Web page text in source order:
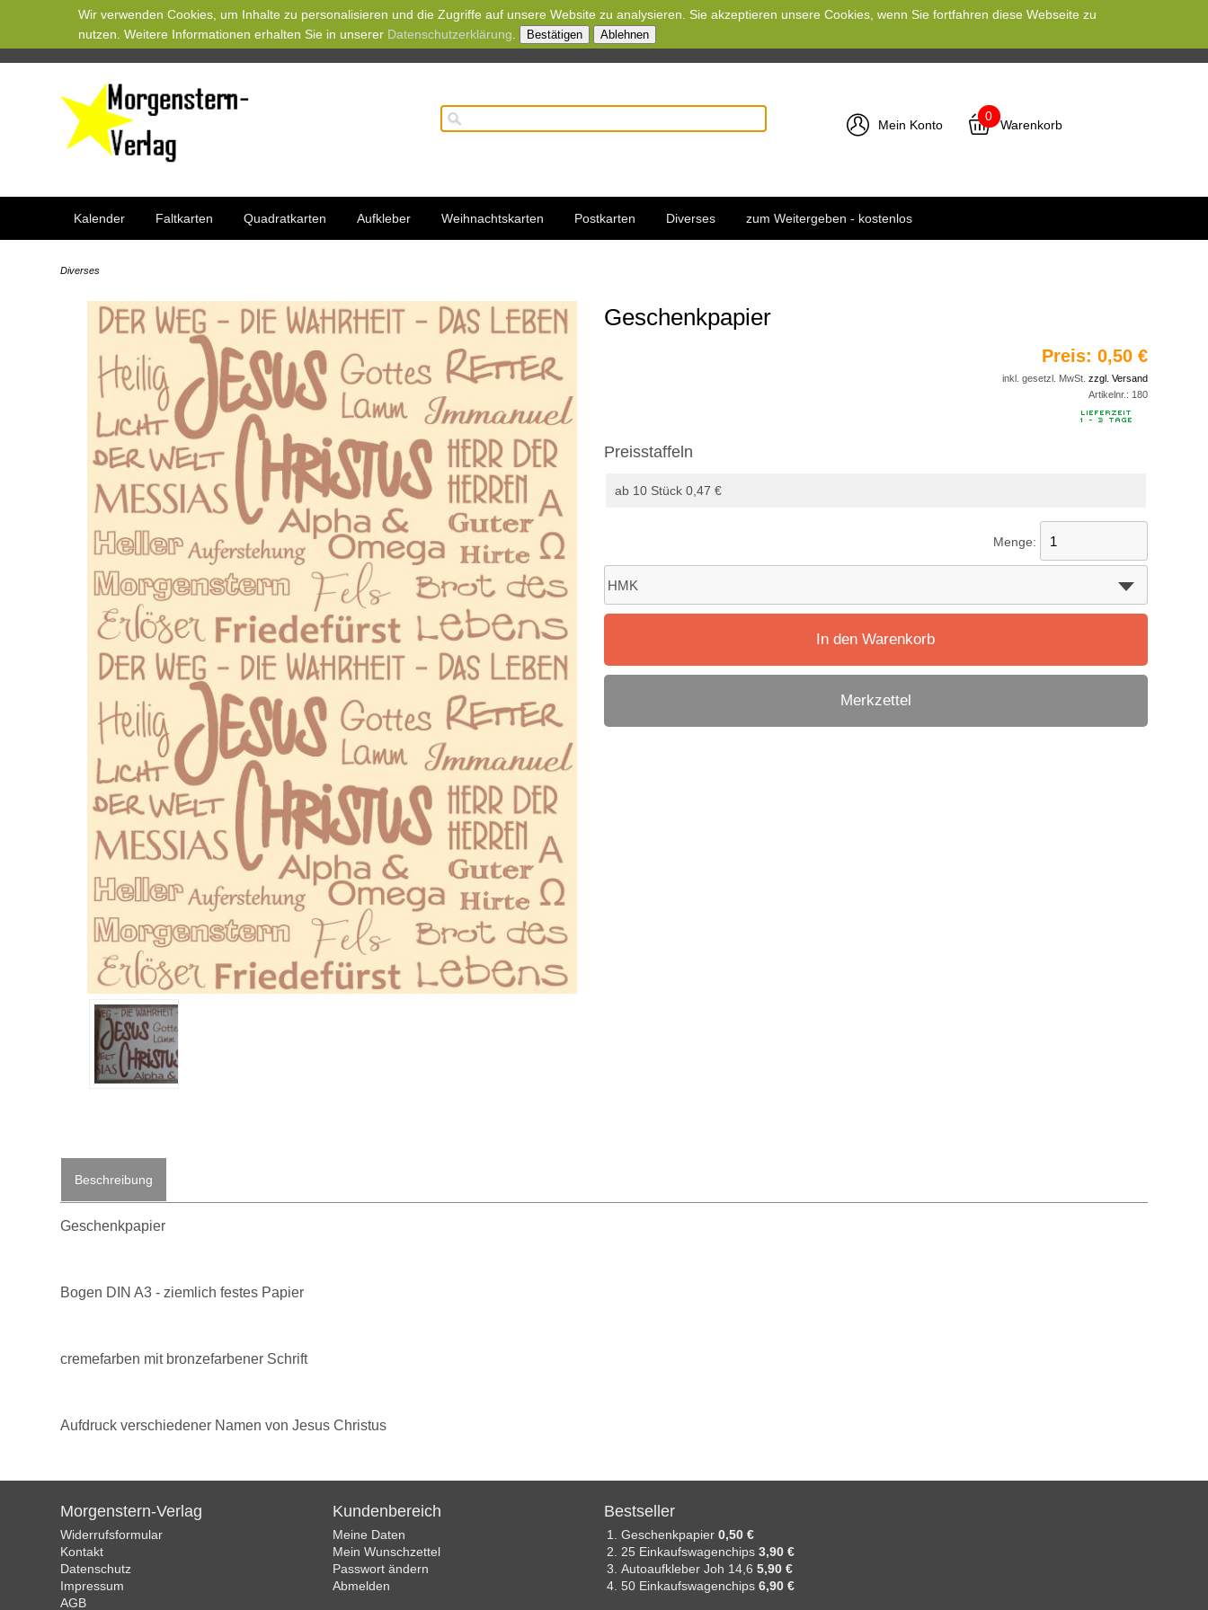
Wir verwenden Cookies, um Inhalte zu personalisieren und die Zugriffe auf unsere Website zu analysieren. Sie akzeptieren unsere Cookies, wenn Sie fortfahren diese Webseite zu
nutzen. Weitere Informationen erhalten Sie in unserer Datenschutzerklärung Bestätigen Ablehnen
Mein Konto
0
Warenkorb
Kalender Faltkarten Quadratkarten Aufkleber Weihnachtskarten Postkarten Diverses zum Weitergeben - kostenlos
Diverses
Geschenkpapier
Preis: 0,50 €
inkl. gesetzl. MwSt. zzgl. Versand
Artikelnr.: 180
Preisstaffeln
ab 10 Stück 0,47 €
Menge:
In den Warenkorb
Merkzettel
Beschreibung
Geschenkpapier
Bogen DIN A3 - ziemlich festes Papier
cremefarben mit bronzefarbener Schrift
Aufdruck verschiedener Namen von Jesus Christus
Morgenstern-Verlag
Widerrufsformular
Kontakt
Datenschutz
Impressum
AGB
Kundenbereich
Meine Daten
Mein Wunschzettel
Passwort ändern
Abmelden
Bestseller
Geschenkpapier 0,50 €
25 Einkaufswagenchips 3,90 €
Autoaufkleber Joh 14,6 5,90 €
50 Einkaufswagenchips 6,90 €